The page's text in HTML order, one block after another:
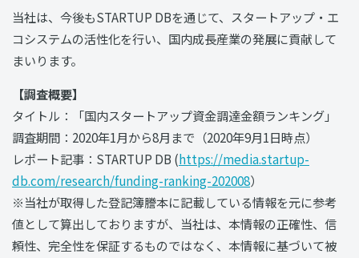
当社は、今後もSTARTUP DBを通じて、スタートアップ・エ
コシステムの活性化を行い、国内成長産業の発展に貢献して
まいります。
【調査概要】
タイトル：「国内スタートアップ資金調達金額ランキング」
調査期間：2020年1月から8月まで（2020年9月1日時点）
レポート記事：STARTUP DB (https://media.startup-
db.com/research/funding-ranking-202008）
※当社が取得した登記簿謄本に記載している情報を元に参考
値として算出しておりますが、当社は、本情報の正確性、信
頼性、完全性を保証するものではなく、本情報に基づいて被